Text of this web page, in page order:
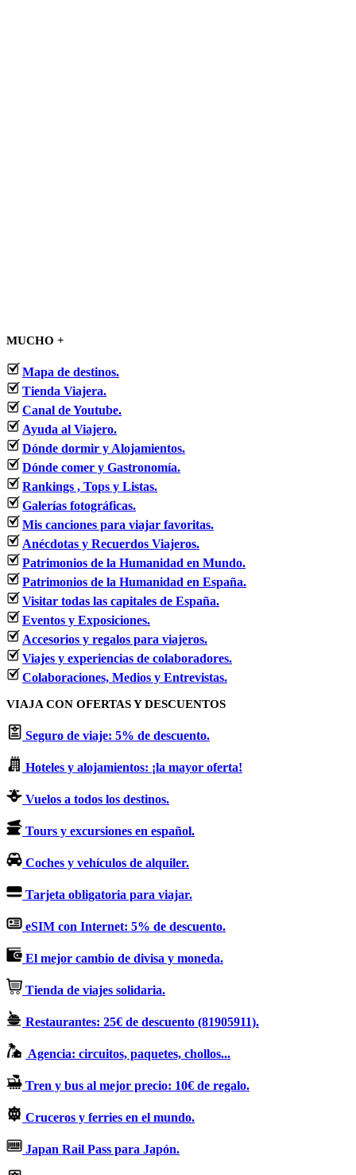
MUCHO +
Mapa de destinos.
Tienda Viajera.
Canal de Youtube.
Ayuda al Viajero.
Dónde dormir y Alojamientos.
Dónde comer y Gastronomía.
Rankings , Tops y Listas.
Galerías fotográficas.
Mis canciones para viajar favoritas.
Anécdotas y Recuerdos Viajeros.
Patrimonios de la Humanidad en Mundo.
Patrimonios de la Humanidad en España.
Visitar todas las capitales de España.
Eventos y Exposiciones.
Accesorios y regalos para viajeros.
Viajes y experiencias de colaboradores.
Colaboraciones, Medios y Entrevistas.
VIAJA CON OFERTAS Y DESCUENTOS
Seguro de viaje: 5% de descuento.
Hoteles y alojamientos: ¡la mayor oferta!
Vuelos a todos los destinos.
Tours y excursiones en español.
Coches y vehículos de alquiler.
Tarjeta obligatoria para viajar.
eSIM con Internet: 5% de descuento.
El mejor cambio de divisa y moneda.
Tienda de viajes solidaria.
Restaurantes: 25€ de descuento (81905911).
Agencia: circuitos, paquetes, chollos...
Tren y bus al mejor precio: 10€ de regalo.
Cruceros y ferries en el mundo.
Japan Rail Pass para Japón.